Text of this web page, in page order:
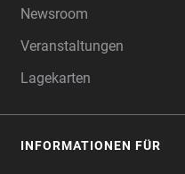
Newsroom
Veranstaltungen
Lagekarten
INFORMATIONEN FÜR